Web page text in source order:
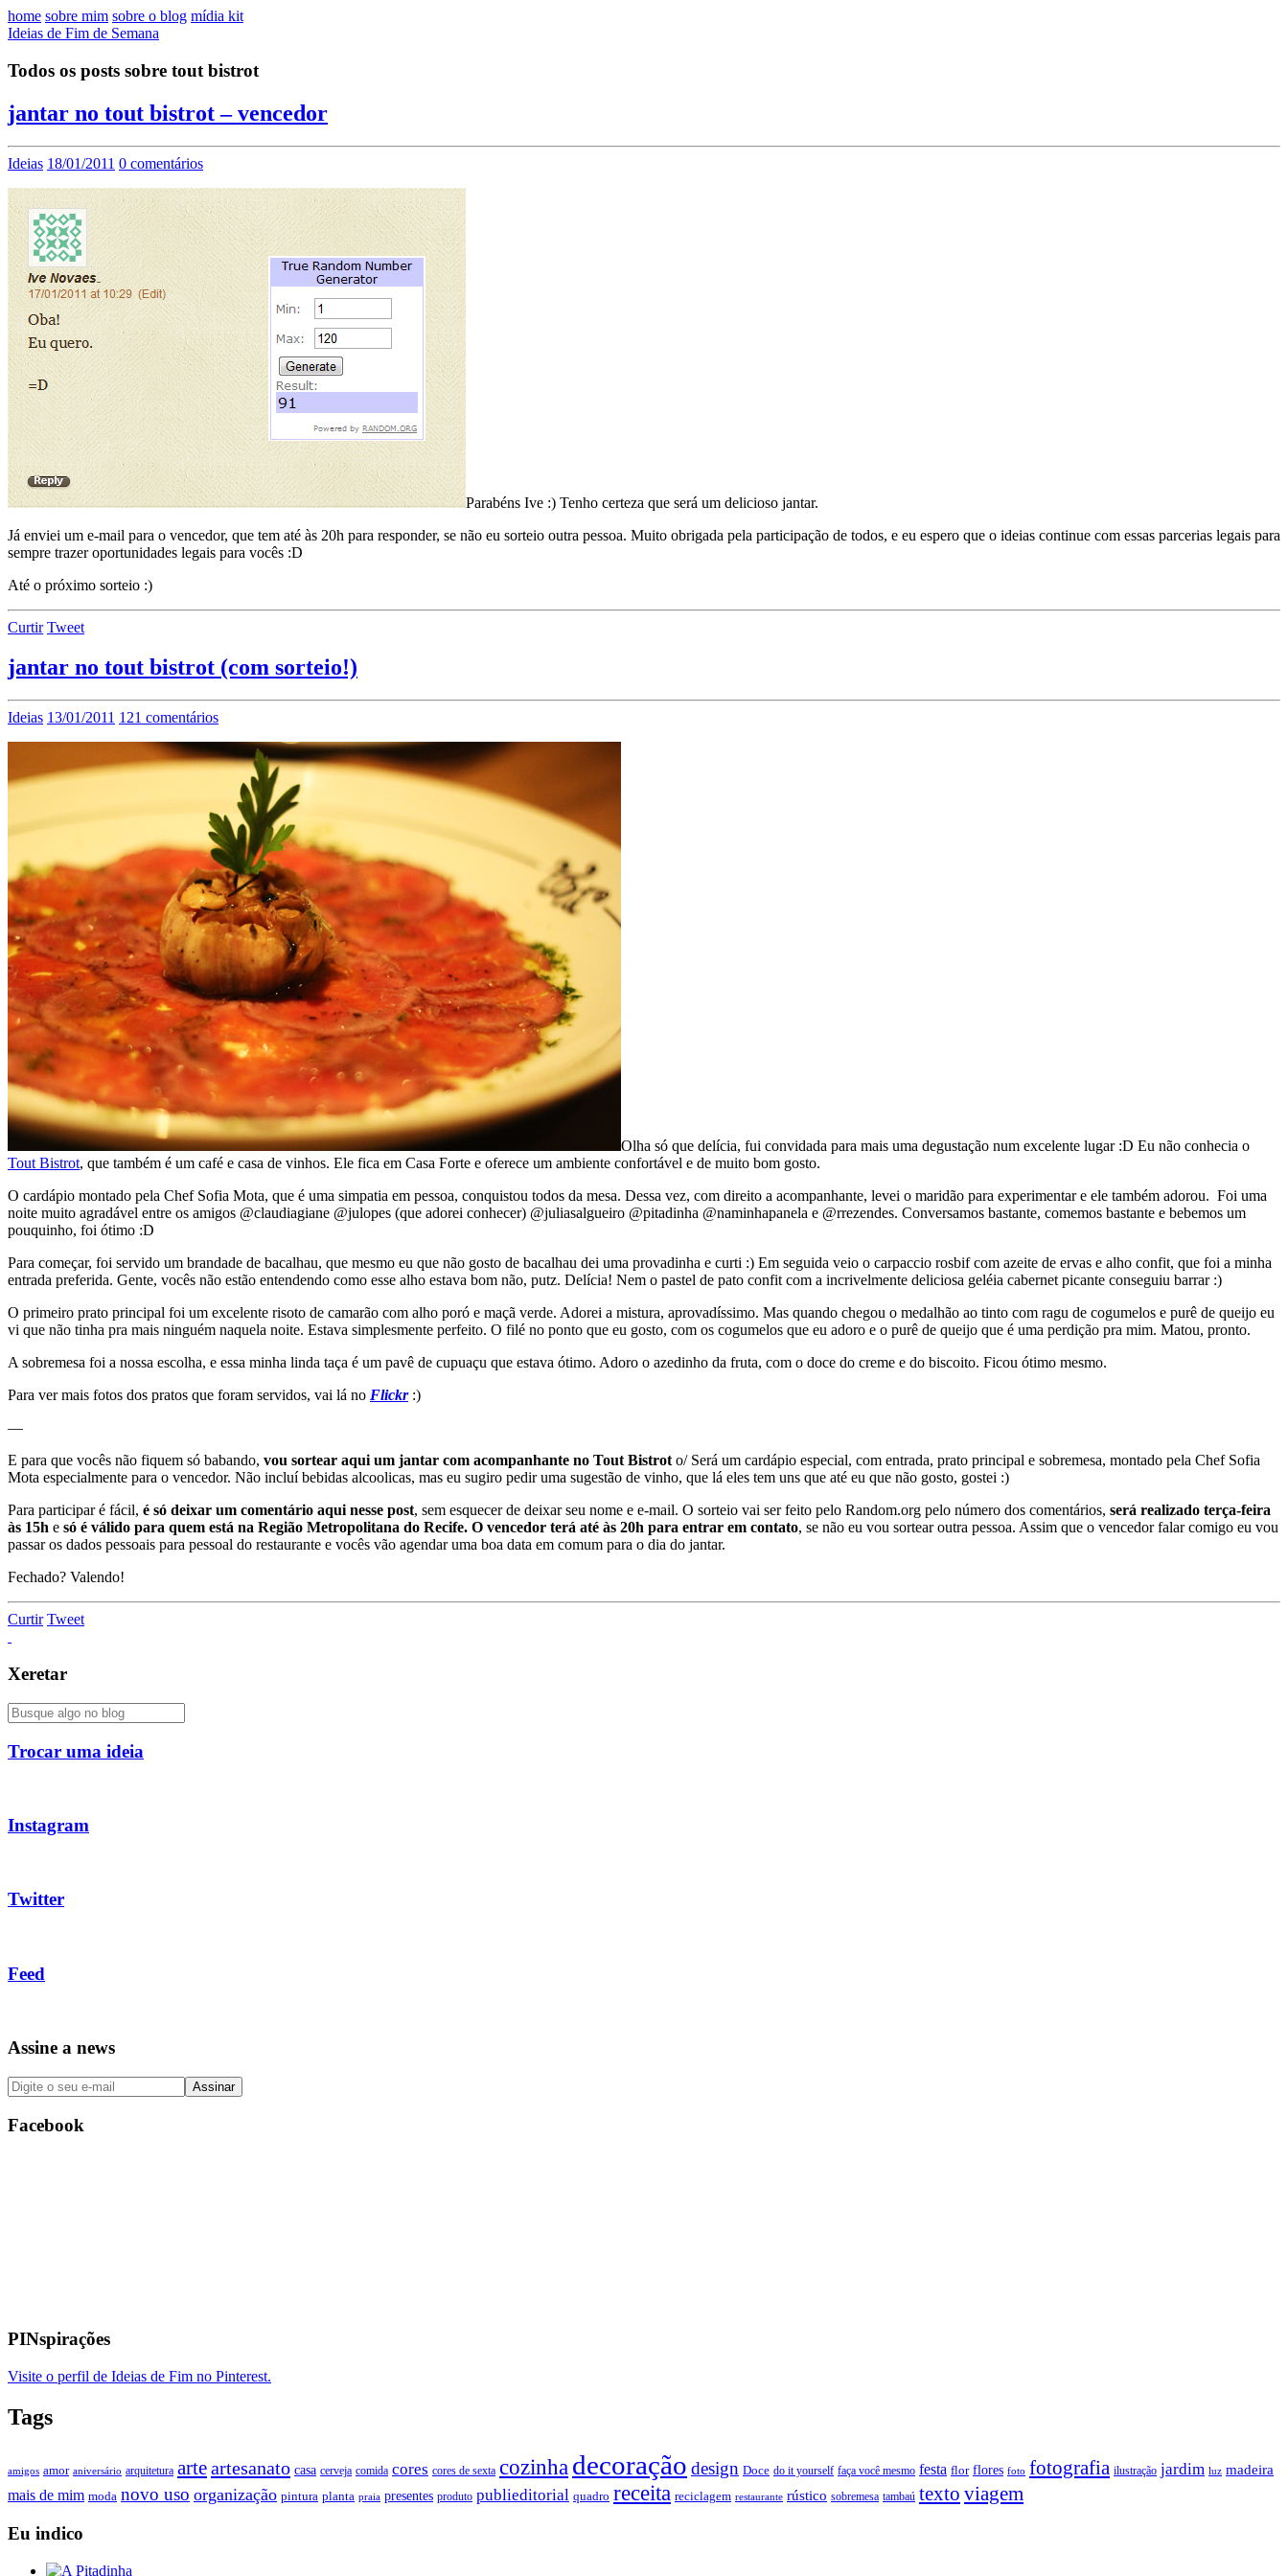
home sobre mim sobre o blog mídia kit
Ideias de Fim de Semana
Todos os posts sobre tout bistrot
jantar no tout bistrot – vencedor
Ideias 18/01/2011 0 comentários
Parabéns Ive :) Tenho certeza que será um delicioso jantar.
Já enviei um e-mail para o vencedor, que tem até às 20h para responder, se não eu sorteio outra pessoa. Muito obrigada pela participação de todos, e eu espero que o ideias continue com essas parcerias legais para
sempre trazer oportunidades legais para vocês :D
Até o próximo sorteio :)
Curtir Tweet
jantar no tout bistrot (com sorteio!)
Ideias 13/01/2011 121 comentários
Olha só que delícia, fui convidada para mais uma degustação num excelente lugar :D Eu não conhecia o
Tout Bistrot, que também é um café e casa de vinhos. Ele fica em Casa Forte e oferece um ambiente confortável e de muito bom gosto.
O cardápio montado pela Chef Sofia Mota, que é uma simpatia em pessoa, conquistou todos da mesa. Dessa vez, com direito a acompanhante, levei o maridão para experimentar e ele também adorou. Foi uma
noite muito agradável entre os amigos @claudiagiane @julopes (que adorei conhecer) @juliasalgueiro @pitadinha @naminhapanela e @rrezendes. Conversamos bastante, comemos bastante e bebemos um
pouquinho, foi ótimo :D
Para começar, foi servido um brandade de bacalhau, que mesmo eu que não gosto de bacalhau dei uma provadinha e curti :) Em seguida veio o carpaccio rosbif com azeite de ervas e alho confit, que foi a minha
entrada preferida. Gente, vocês não estão entendendo como esse alho estava bom não, putz. Delícia! Nem o pastel de pato confit com a incrivelmente deliciosa geléia cabernet picante conseguiu barrar :)
O primeiro prato principal foi um excelente risoto de camarão com alho poró e maçã verde. Adorei a mistura, aprovadíssimo. Mas quando chegou o medalhão ao tinto com ragu de cogumelos e purê de queijo eu
vi que não tinha pra mais ninguém naquela noite. Estava simplesmente perfeito. O filé no ponto que eu gosto, com os cogumelos que eu adoro e o purê de queijo que é uma perdição pra mim. Matou, pronto.
A sobremesa foi a nossa escolha, e essa minha linda taça é um pavê de cupuaçu que estava ótimo. Adoro o azedinho da fruta, com o doce do creme e do biscoito. Ficou ótimo mesmo.
Para ver mais fotos dos pratos que foram servidos, vai lá no Flickr :)
—
E para que vocês não fiquem só babando, vou sortear aqui um jantar com acompanhante no Tout Bistrot o/ Será um cardápio especial, com entrada, prato principal e sobremesa, montado pela Chef Sofia
Mota especialmente para o vencedor. Não incluí bebidas alcoolicas, mas eu sugiro pedir uma sugestão de vinho, que lá eles tem uns que até eu que não gosto, gostei :)
Para participar é fácil, é só deixar um comentário aqui nesse post, sem esquecer de deixar seu nome e e-mail. O sorteio vai ser feito pelo Random.org pelo número dos comentários, será realizado terça-feira
às 15h e só é válido para quem está na Região Metropolitana do Recife. O vencedor terá até às 20h para entrar em contato, se não eu vou sortear outra pessoa. Assim que o vencedor falar comigo eu vou
passar os dados pessoais para pessoal do restaurante e vocês vão agendar uma boa data em comum para o dia do jantar.
Fechado? Valendo!
Curtir Tweet
Xeretar
Trocar uma ideia
Instagram
Twitter
Feed
Assine a news
Facebook
PINspirações
Visite o perfil de Ideias de Fim no Pinterest.
Tags
amigos amor aniversário arquitetura arteartesanato casa cerveja comida cores cores de sexta cozinha decoração design Doce do it yourself faça você mesmo festa flor flores foto fotografia ilustração jardim luz madeira
mais de mim moda novo uso organização pintura planta praia presentes produto publieditorial quadro receita reciclagem restaurante rústico sobremesa tambaú texto viagem
Eu indico